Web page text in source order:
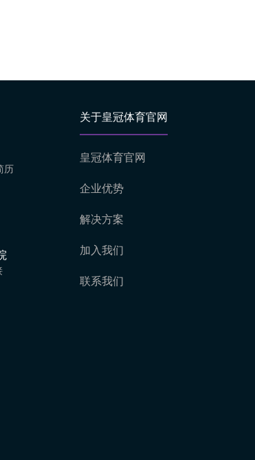
历
关于皇冠体育官网
皇冠体育官网
企业优势
解决方案
加入我们
联系我们